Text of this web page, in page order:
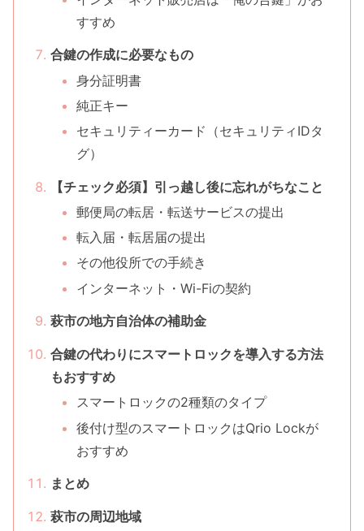
すすめ
合鍵の作成に必要なもの
身分証明書
純正キー
セキュリティーカード（セキュリティIDタ
グ）
【チェック必須】引っ越し後に忘れがちなこと
郵便局の転居・転送サービスの提出
転入届・転居届の提出
その他役所での手続き
インターネット・Wi-Fiの契約
萩市の地方自治体の補助金
合鍵の代わりにスマートロックを導入する方法
もおすすめ
スマートロックの2種類のタイプ
後付け型のスマートロックはQrio Lockが
おすすめ
まとめ
萩市の周辺地域